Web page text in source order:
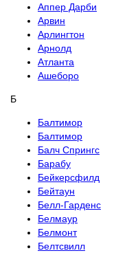
Аппер Дарби
Арвин
Арлингтон
Арнолд
Атланта
Ашеборо
Б
Балтимор
Балтимор
Балч Спрингс
Барабу
Бейкерсфилд
Бейтаун
Белл-Гарденс
Белмаур
Белмонт
Белтсвилл